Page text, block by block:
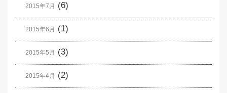
2015年7月 (6)
2015年6月 (1)
2015年5月 (3)
2015年4月 (2)